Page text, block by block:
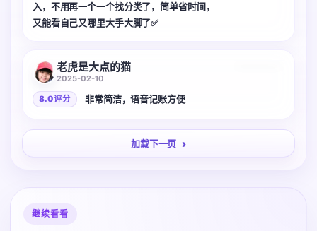
入，不用再一个一个找分类了，简单省时间，
又能看自己又哪里大手大脚了✅
老虎是大点的猫
2025-02-10
8.0 评分 非常简洁，语音记账方便
加载下一页
继续看看